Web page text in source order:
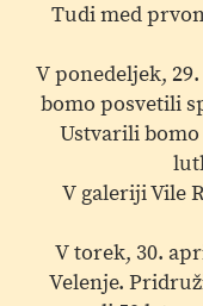
Tudi med
V ponedeljek,
bomo posvetili
Ustvarili
V galeriji Vile
V torek, 30.
Velenje.